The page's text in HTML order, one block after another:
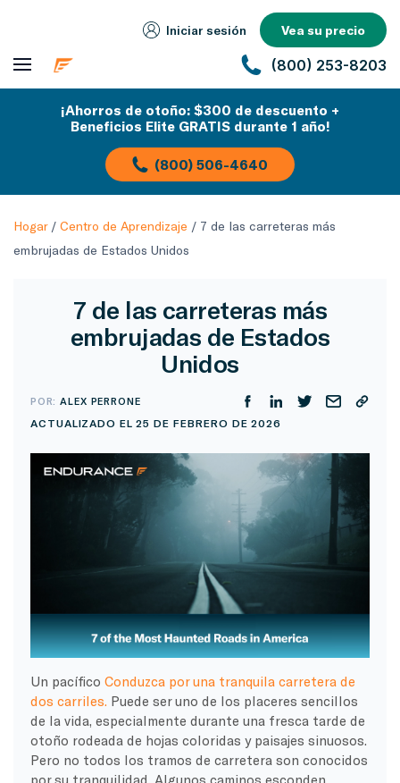
Iniciar sesión Vea su precio
(800) 253-8203
¡Ahorros de otoño: $300 de descuento +
Beneficios Elite GRATIS durante 1 año!
(800) 506-4640
Hogar/ Centro de Aprendizaje / 7 de las carreteras más
embrujadas de Estados Unidos
7 de las carreteras más
embrujadas de Estados
Unidos
POR:ALEX PERRONE
ACTUALIZADO EL 25 DE FEBRERO DE 2026
Un pacífico Conduzca por una tranquila carretera de
dos carriles. Puede ser uno de los placeres sencillos
de la vida, especialmente durante una fresca tarde de
otoño rodeada de hojas coloridas y paisajes sinuosos.
Pero no todos los tramos de carretera son conocidos
por su tranquilidad. Algunos caminos esconden